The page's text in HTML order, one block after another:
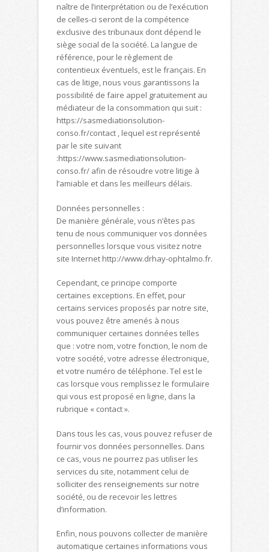
naître de l’interprétation ou de l’exécution
de celles-ci seront de la compétence
exclusive des tribunaux dont dépend le
siège social de la société. La langue de
référence, pour le règlement de
contentieux éventuels, est le français. En
cas de litige, nous vous garantissons la
possibilité de faire appel gratuitement au
médiateur de la consommation qui suit :
https://sasmediationsolution-
conso.fr/contact , lequel est représenté
par le site suivant
:https://www.sasmediationsolution-
conso.fr/ afin de résoudre votre litige à
l’amiable et dans les meilleurs délais.
Données personnelles :
De manière générale, vous n’êtes pas
tenu de nous communiquer vos données
personnelles lorsque vous visitez notre
site Internet http://www.drhay-ophtalmo.fr.
Cependant, ce principe comporte
certaines exceptions. En effet, pour
certains services proposés par notre site,
vous pouvez être amenés à nous
communiquer certaines données telles
que : votre nom, votre fonction, le nom de
votre société, votre adresse électronique,
et votre numéro de téléphone. Tel est le
cas lorsque vous remplissez le formulaire
qui vous est proposé en ligne, dans la
rubrique « contact ».
Dans tous les cas, vous pouvez refuser de
fournir vos données personnelles. Dans
ce cas, vous ne pourrez pas utiliser les
services du site, notamment celui de
solliciter des renseignements sur notre
société, ou de recevoir les lettres
d’information.
Enfin, nous pouvons collecter de manière
automatique certaines informations vous